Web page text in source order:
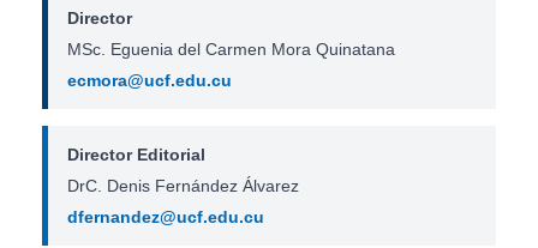
Director
MSc. Eguenia del Carmen Mora Quinatana
ecmora@ucf.edu.cu
Director Editorial
DrC. Denis Fernández Álvarez
dfernandez@ucf.edu.cu